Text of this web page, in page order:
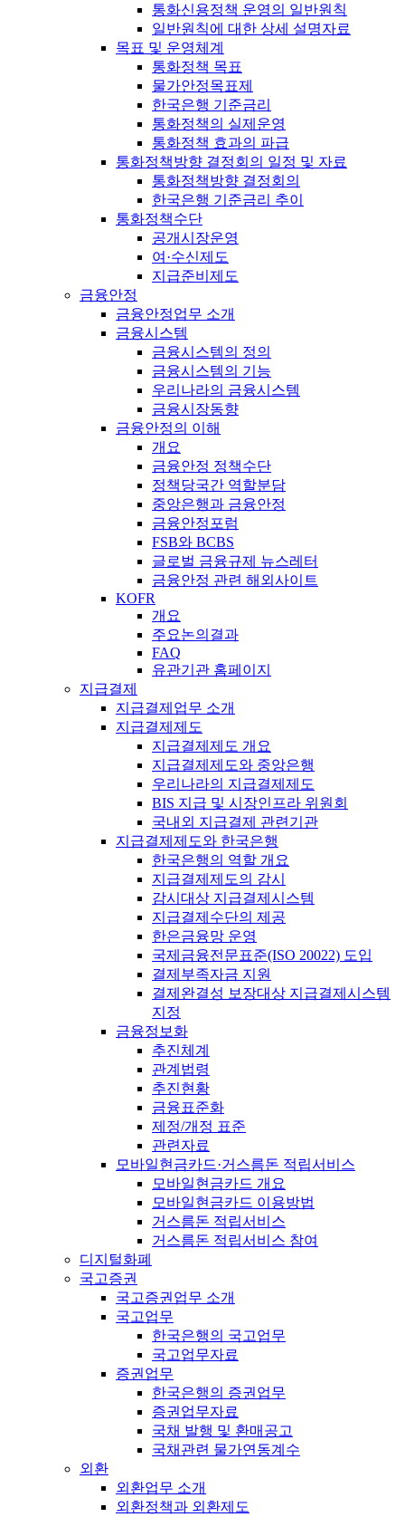
통화신용정책 운영의 일반원칙
일반원칙에 대한 상세 설명자료
목표 및 운영체계
통화정책 목표
물가안정목표제
한국은행 기준금리
통화정책의 실제운영
통화정책 효과의 파급
통화정책방향 결정회의 일정 및 자료
통화정책방향 결정회의
한국은행 기준금리 추이
통화정책수단
공개시장운영
여·수신제도
지급준비제도
금융안정
금융안정업무 소개
금융시스템
금융시스템의 정의
금융시스템의 기능
우리나라의 금융시스템
금융시장동향
금융안정의 이해
개요
금융안정 정책수단
정책당국간 역할분담
중앙은행과 금융안정
금융안정포럼
FSB와 BCBS
글로벌 금융규제 뉴스레터
금융안정 관련 해외사이트
KOFR
개요
주요논의결과
FAQ
유관기관 홈페이지
지급결제
지급결제업무 소개
지급결제제도
지급결제제도 개요
지급결제제도와 중앙은행
우리나라의 지급결제제도
BIS 지급 및 시장인프라 위원회
국내외 지급결제 관련기관
지급결제제도와 한국은행
한국은행의 역할 개요
지급결제제도의 감시
감시대상 지급결제시스템
지급결제수단의 제공
한은금융망 운영
국제금융전문표준(ISO 20022) 도입
결제부족자금 지원
결제완결성 보장대상 지급결제시스템
지정
금융정보화
추진체계
관계법령
추진현황
금융표준화
제정/개정 표준
관련자료
모바일현금카드·거스름돈 적립서비스
모바일현금카드 개요
모바일현금카드 이용방법
거스름돈 적립서비스
거스름돈 적립서비스 참여
디지털화폐
국고증권
국고증권업무 소개
국고업무
한국은행의 국고업무
국고업무자료
증권업무
한국은행의 증권업무
증권업무자료
국채 발행 및 환매공고
국채관련 물가연동계수
외환
외환업무 소개
외환정책과 외환제도